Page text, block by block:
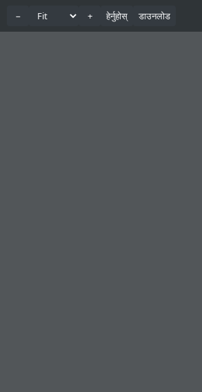
− + हेर्नुहोस् डाउनलोड